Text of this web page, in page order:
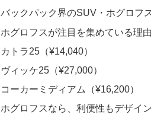
バックパック界のSUV・ホグロフ
ホグロフスが注目を集めている理由
カトラ25（¥14,040）
ヴィッケ25（¥27,000）
コーカーミディアム（¥16,200）
ホグロフスなら、利便性もデザイ